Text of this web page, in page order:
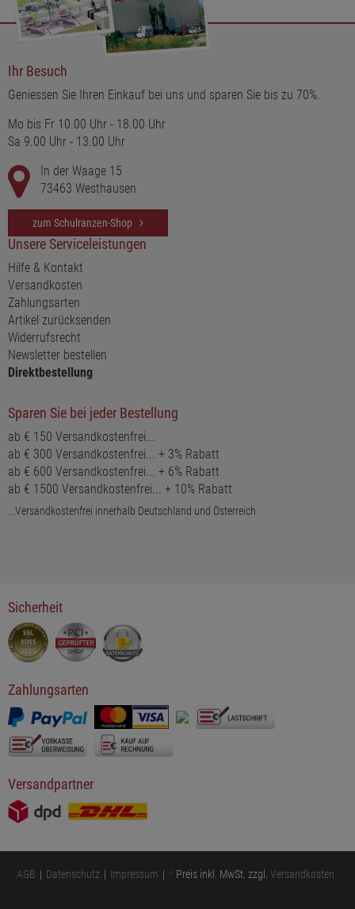
Ihr Besuch
Geniessen Sie Ihren Einkauf bei uns und sparen Sie bis zu 70%.
Mo bis Fr 10.00 Uhr - 18.00 Uhr
Sa 9.00 Uhr - 13.00 Uhr
In der Waage 15
73463 Westhausen
zum Schulranzen-Shop
Unsere Serviceleistungen
Hilfe & Kontakt
Versandkosten
Zahlungsarten
Artikel zurücksenden
Widerrufsrecht
Newsletter bestellen
Direktbestellung
Sparen Sie bei jeder Bestellung
ab € 150 Versandkostenfrei...
ab € 300 Versandkostenfrei... + 3% Rabatt
ab € 600 Versandkostenfrei... + 6% Rabatt
ab € 1500 Versandkostenfrei... + 10% Rabatt
...Versandkostenfrei innerhalb Deutschland und Österreich
Sicherheit
Zahlungsarten
Versandpartner
AGB Datenschutz Impressum * Preis inkl. MwSt. zzgl. Versandkosten